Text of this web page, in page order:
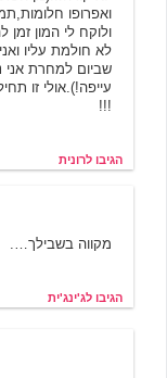
ואפרופו
ולוקח לי המון
לא חולמת עליו
שביום למחרת
!!!
הגיבו לרונית
מקווה בשבילך….
הגיבו לג'ינג'ית